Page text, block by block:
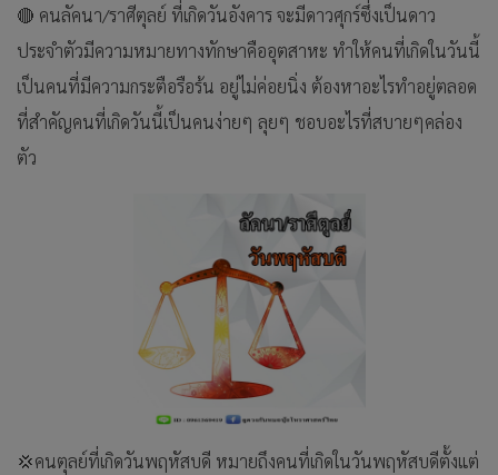
🔴 คนลัคนา/ราศีตุลย์ ที่เกิดวันอังคาร จะมีดาวศุกร์ซึ่งเป็นดาว
ประจำตัวมีความหมายทางทักษาคืออุตสาหะ ทำให้คนที่เกิดในวันนี้
เป็นคนที่มีความกระตือรือร้น อยู่ไม่ค่อยนิ่ง ต้องหาอะไรทำอยู่ตลอด
ที่สำคัญคนที่เกิดวันนี้เป็นคนง่ายๆ ลุยๆ ชอบอะไรที่สบายๆคล่อง
ตัว
💢คนตุลย์ที่เกิดวันพฤหัสบดี หมายถึงคนที่เกิดในวันพฤหัสบดีตั้งแต่